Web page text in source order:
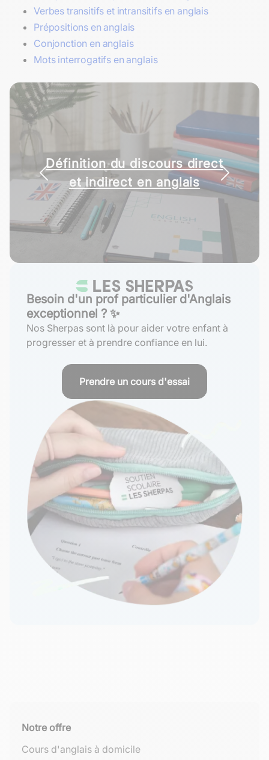
Verbes transitifs et intransitifs en anglais
Prépositions en anglais
Conjonction en anglais
Mots interrogatifs en anglais
Définition du discours direct
et indirect en anglais
Besoin d'un prof particulier d'Anglais
exceptionnel ? ✨
Nos Sherpas sont là pour aider votre enfant à
progresser et à prendre confiance en lui.
Prendre un cours d'essai
Notre offre
Cours d'anglais à domicile